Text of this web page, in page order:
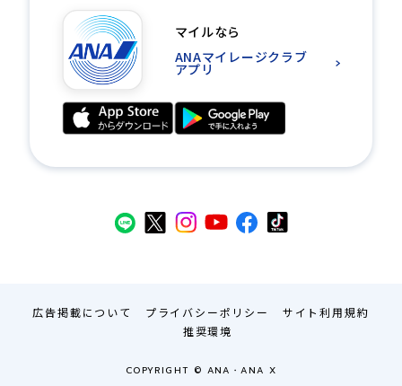
マイルなら
ANAマイレージクラブ
アプリ
広告掲載について プライバシーポリシー
サイト利用規約
推奨環境
COPYRIGHT © ANA・ANA X